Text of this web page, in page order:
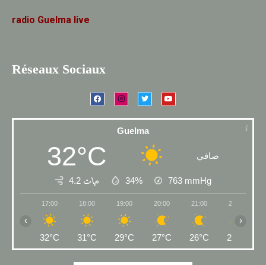
radio Guelma live
Réseaux Sociaux
Guelma
32°C صافي
4.2 م\ث 34% 763 mmHg
17:00
32°C
18:00
31°C
19:00
29°C
20:00
27°C
21:00
26°C
22:00
25°C
‹ ›